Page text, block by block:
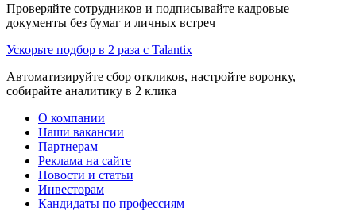
Проверяйте сотрудников и подписывайте кадровые
документы без бумаг и личных встреч
Ускорьте подбор в 2 раза с Talantix
Автоматизируйте сбор откликов, настройте воронку,
собирайте аналитику в 2 клика
О компании
Наши вакансии
Партнерам
Реклама на сайте
Новости и статьи
Инвесторам
Кандидаты по профессиям